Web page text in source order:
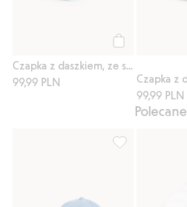
99,99 PLN
99,99 PLN
Polecane